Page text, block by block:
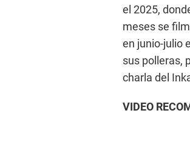
el 2025,
meses se
en junio-julio
sus polleras,
charla del
VIDEO